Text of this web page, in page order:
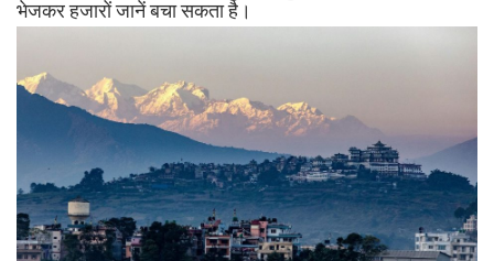
भेजकर हजारों जानें बचा सकता है।